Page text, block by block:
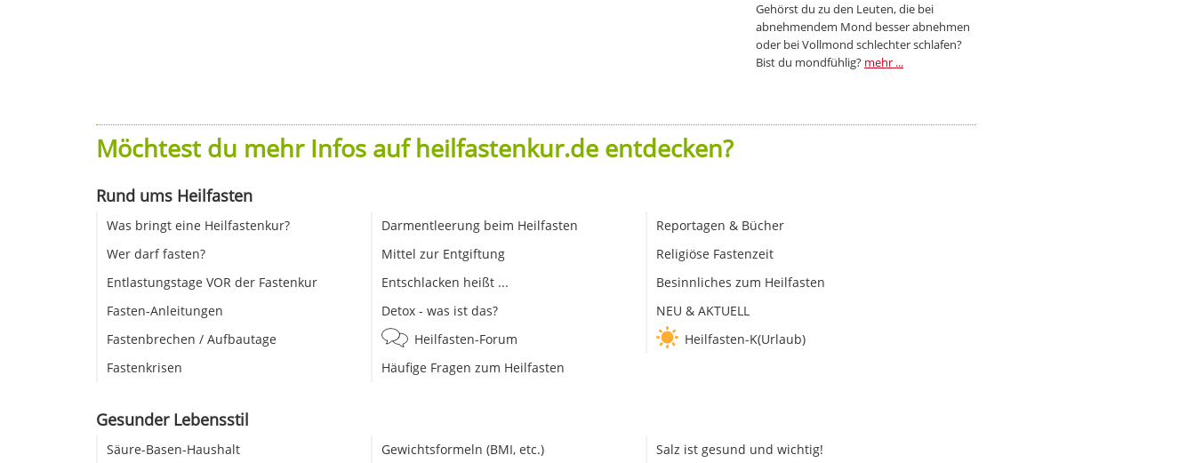
Gehörst du zu den Leuten, die bei
abnehmendem Mond besser abnehmen
oder bei Vollmond schlechter schlafen?
Bist du mondfühlig? mehr ...
Möchtest du mehr Infos auf heilfastenkur.de entdecken?
Rund ums Heilfasten
Was bringt eine Heilfastenkur?
Wer darf fasten?
Entlastungstage VOR der Fastenkur
Fasten-Anleitungen
Fastenbrechen / Aufbautage
Fastenkrisen
Darmentleerung beim Heilfasten
Mittel zur Entgiftung
Entschlacken heißt ...
Detox - was ist das?
Heilfasten-Forum
Häufige Fragen zum Heilfasten
Reportagen & Bücher
Religiöse Fastenzeit
Besinnliches zum Heilfasten
NEU & AKTUELL
Heilfasten-K(Urlaub)
Gesunder Lebensstil
Säure-Basen-Haushalt
Gewichtsformeln (BMI, etc.)
Salz ist gesund und wichtig!